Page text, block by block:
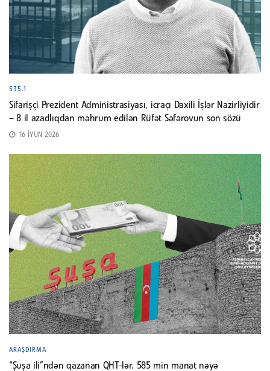
535.1
Sifarişçi Prezident Administrasiyası, icraçı Daxili İşlər Nazirliyidir
– 8 il azadlıqdan məhrum edilən Rüfət Səfərovun son sözü
16 İYUN 2026
ARAŞDIRMA
“Şuşa ili”ndən qazanan QHT-lər. 585 min manat nəyə